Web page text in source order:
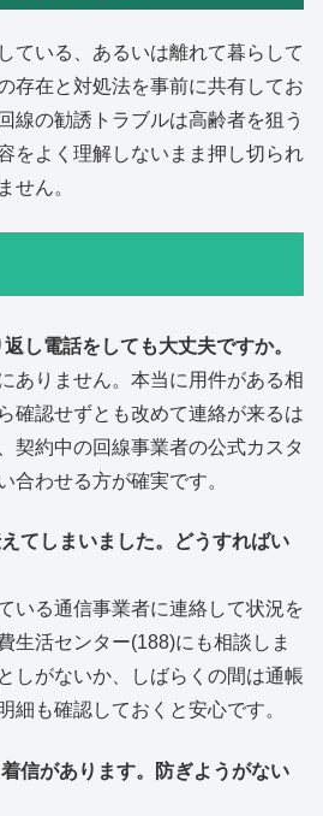
ている、あるいは離れて暮らして
存在と対処法を事前に共有してお
線の勧誘トラブルは高齢者を狙う
をよく理解しないまま押し切られ
せん。
し電話をしても大丈夫ですか。
ありません。本当に用件がある相
確認せずとも改めて連絡が来るは
契約中の回線事業者の公式カスタ
合わせる方が確実です。
てしまいました。どうすればい
いる通信事業者に連絡して状況を
生活センター(188)にも相談しま
しがないか、しばらくの間は通帳
細も確認しておくと安心です。
信があります。防ぎようがない